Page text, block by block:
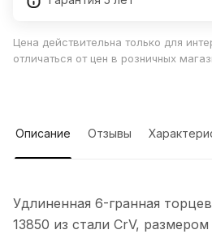
Цена действительна только для
отличаться от цен в розничных
Описание Отзывы
Удлиненная 6-гранная
13850 из стали CrV,